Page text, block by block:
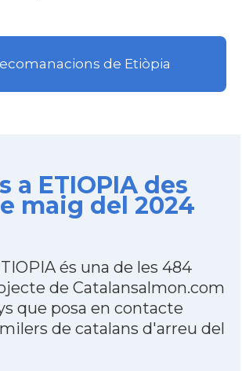
de Etiòpia
a ETIOPIA des
maig del 2024
és una de les 484
de Catalansalmon.com
que posa en contacte
de catalans d'arreu del